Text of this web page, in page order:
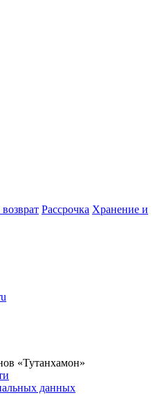
Рассрочка Хранение и
«Тутанхамон»
данных